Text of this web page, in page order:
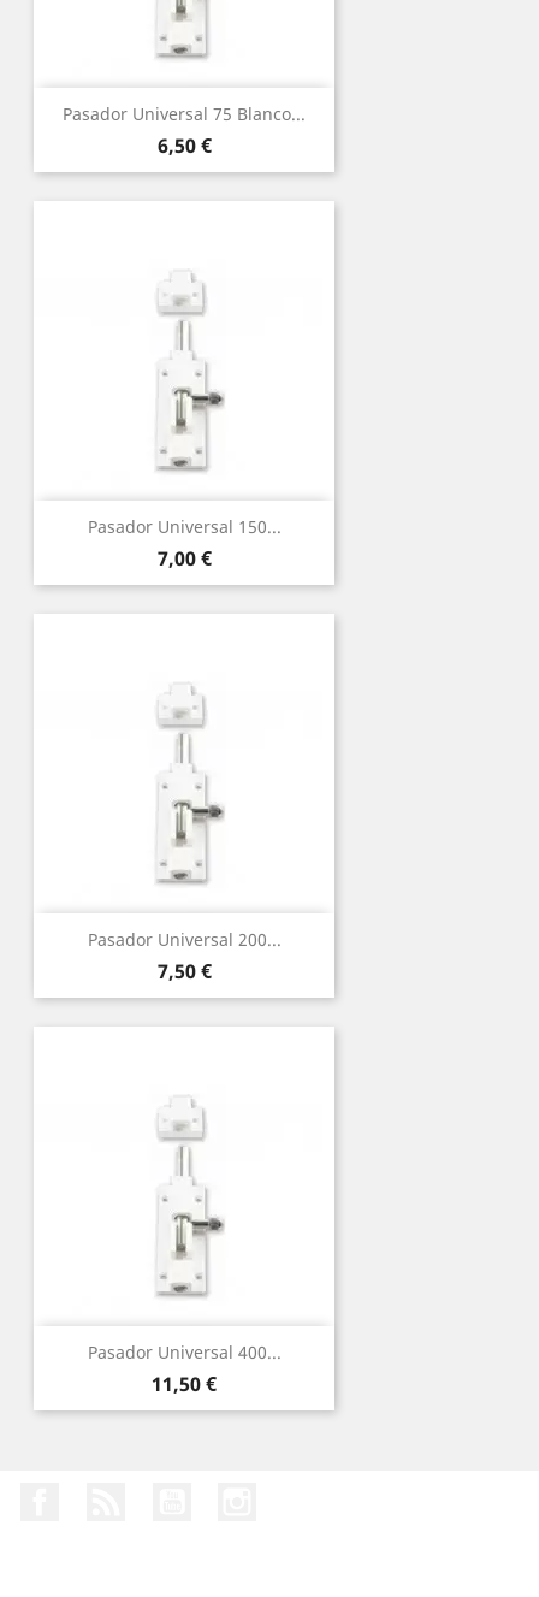
Pasador Universal 75 Blanco...
Precio
6,50 €
Pasador Universal 150...
Precio
7,00 €
Pasador Universal 200...
Precio
7,50 €
Pasador Universal 400...
Precio
11,50 €